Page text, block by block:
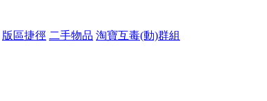
版區捷徑 二手物品 淘寶互毒(動)群組